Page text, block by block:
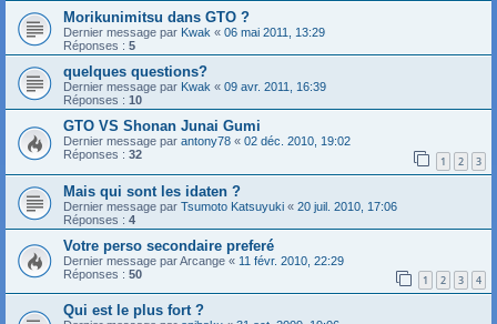
Morikunimitsu dans GTO ?
Dernier message par Kwak « 06 mai 2011, 13:29
Réponses : 5
quelques questions?
Dernier message par Kwak « 09 avr. 2011, 16:39
Réponses : 10
GTO VS Shonan Junai Gumi
Dernier message par antony78 « 02 déc. 2010, 19:02
Réponses : 32 1 2 3
Mais qui sont les idaten ?
Dernier message par Tsumoto Katsuyuki « 20 juil. 2010, 17:06
Réponses : 4
Votre perso secondaire preferé
Dernier message parArcange « 11 févr. 2010, 22:29
Réponses : 50 1 2 3 4
Qui est le plus fort ?